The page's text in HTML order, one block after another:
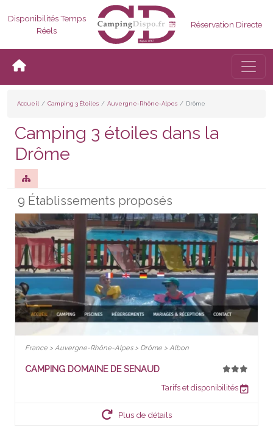
Disponibilités Temps
Réels
Réservation Directe
Accueil Camping 3 Étoiles Auvergne-Rhône-Alpes Drôme
Camping 3 étoiles dans la
Drôme
9 Établissements proposés
France > Auvergne-Rhône-Alpes > Drôme > Albon
CAMPING DOMAINE DE SENAUD
Tarifs et disponibilités
Plus de détails